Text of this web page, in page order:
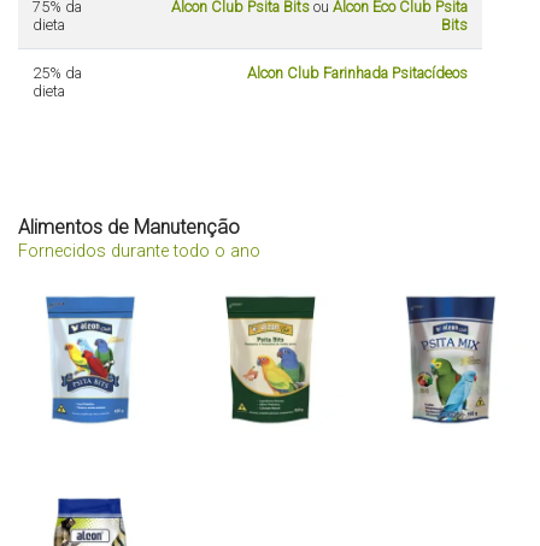
75% da
dieta
Alcon Club Psita Bits ou Alcon Eco Club Psita
Bits
25% da
dieta
Alcon Club Farinhada Psitacídeos
Alimentos de Manutenção
Fornecidos durante todo o ano